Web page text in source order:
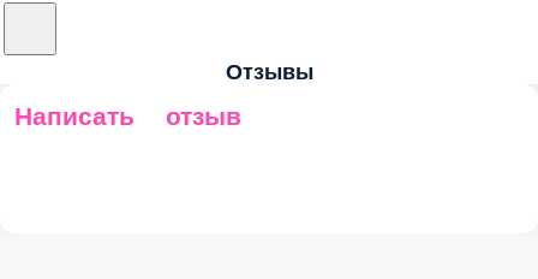
Отзывы
Написать отзыв